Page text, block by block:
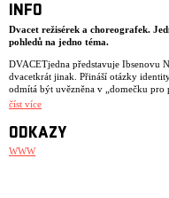
INFO
Dvacet režisérek a choreografek.
pohledů na jedno téma.
DVACETjedna představuje Ibsenovu
dvacetkrát jinak. Přináší otázky
odmítá být uvězněna v „domečku pro
Režisérky z Prahy, Nairobi i Ukrajiny
rezonuje v jejich kulturním prostředí a
Výchozím bodem jsou omezení, která
číst více
ODKAZY
WWW